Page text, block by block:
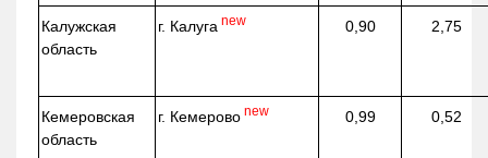
Калужская
область
г. Калуга new 0,90 2,75
Кемеровская
область
г. Кемерово new 0,99 0,52